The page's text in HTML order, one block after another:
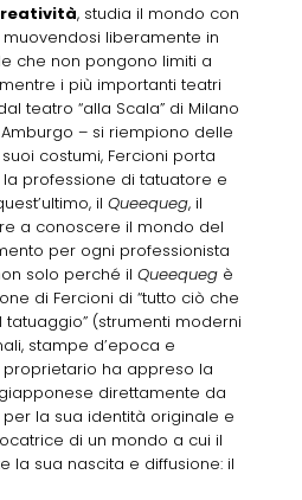
, studia il mondo con
liberamente in
che non pongono limiti a
i più importanti teatri
teatro “alla Scala” di Milano
– si riempiono delle
costumi, Fercioni porta
professione di tatuatore e
il Queequeg, il
a conoscere il mondo del
per ogni professionista
solo perché il Queequeg è
di Fercioni di “tutto ciò che
(strumenti moderni
stampe d’epoca e
ha appreso la
direttamente da
per la sua identità originale e
di un mondo a cui il
la sua nascita e diffusione: il